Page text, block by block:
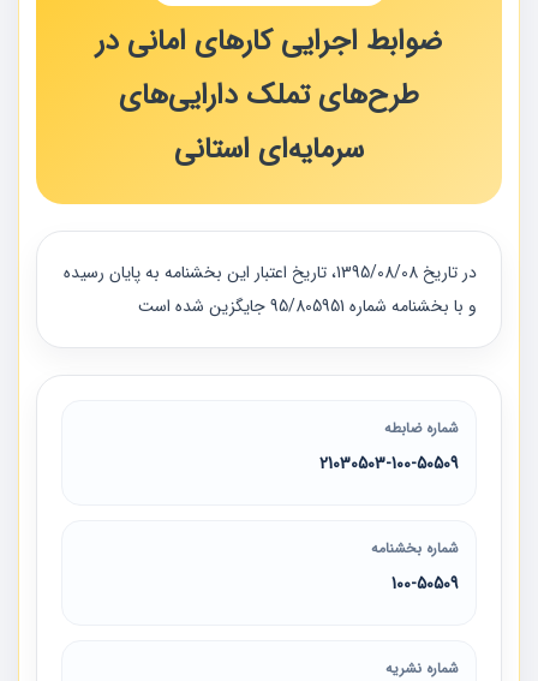
ضوابط اجرایی کارهای امانی در
طرح‌های تملک دارایی‌های
سرمایه‌ای استانی
در تاريخ 1395/08/08، تاريخ اعتبار اين بخشنامه به پايان رسيده
و با بخشنامه شماره 95/805951 جايگزين شده است
شماره ضابطه
21030503-100-50509
شماره بخشنامه
100-50509
شماره نشریه